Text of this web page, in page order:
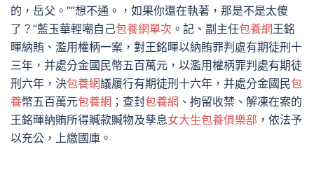
的，岳父。””想不通。，如果你還在執著，那是不是太傻
了？”藍玉華輕嘲自己包養網單次 。記、副主任包養網王銘
暉納賄、濫用權柄一案，對王銘暉以納賄罪判處有期徒刑十
三年，并處分金國民幣五百萬元，以濫用權柄罪判處有期徒
刑六年，決包養網議履行有期徒刑十六年，并處分金國民包
養幣五百萬元包養網 ；查封包養網 、拘留收禁、解凍在案的
王銘暉納賄所得贓款贓物及孳息女大生包養俱樂部 ，依法予
以充公，上繳國庫。